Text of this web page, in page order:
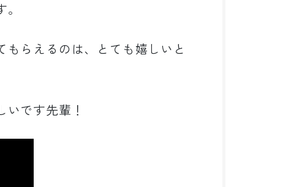
らえるのは、とても嬉しいと
です先輩！